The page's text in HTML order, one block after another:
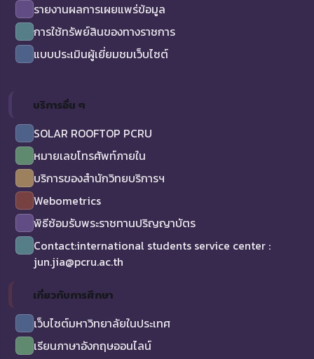
รายงานผลการเผยแพร่ข้อมูล
การใช้ทรัพย์สินของทางราชการ
แบบประเมินผู้เยี่ยมชมเว็บไซต์
บริการอื่น ๆ
SOLAR ROOFTOP PCRU
หมายเลขโทรศัพท์ภายใน
บริการของสำนักวิทยบริการฯ
Webometrics
พิธีซ้อมรับพระราชทานปริญญาบัตร
Contact:international students service center :
jun.jia@pcru.ac.th
เกี่ยวกับการศึกษา
เว็บไซต์มหาวิทยาลัยในประเทศ
เรียนภาษาอังกฤษออนไลน์